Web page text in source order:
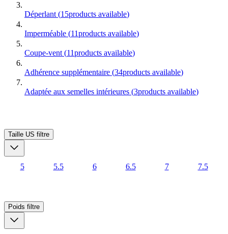
Déperlant (15products available)
Imperméable (11products available)
Coupe-vent (11products available)
Adhérence supplémentaire (34products available)
Adaptée aux semelles intérieures (3products available)
Taille US filtre
5 5.5 6 6.5 7 7.5
Poids filtre